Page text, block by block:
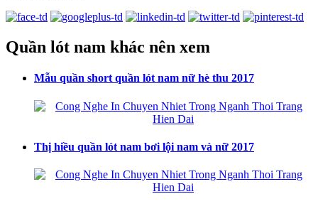
Quần lót nam khác nên xem
Mẫu quần short quần lót nam nữ hè thu 2017
Thị hiều quần lót nam bơi lội nam và nữ 2017